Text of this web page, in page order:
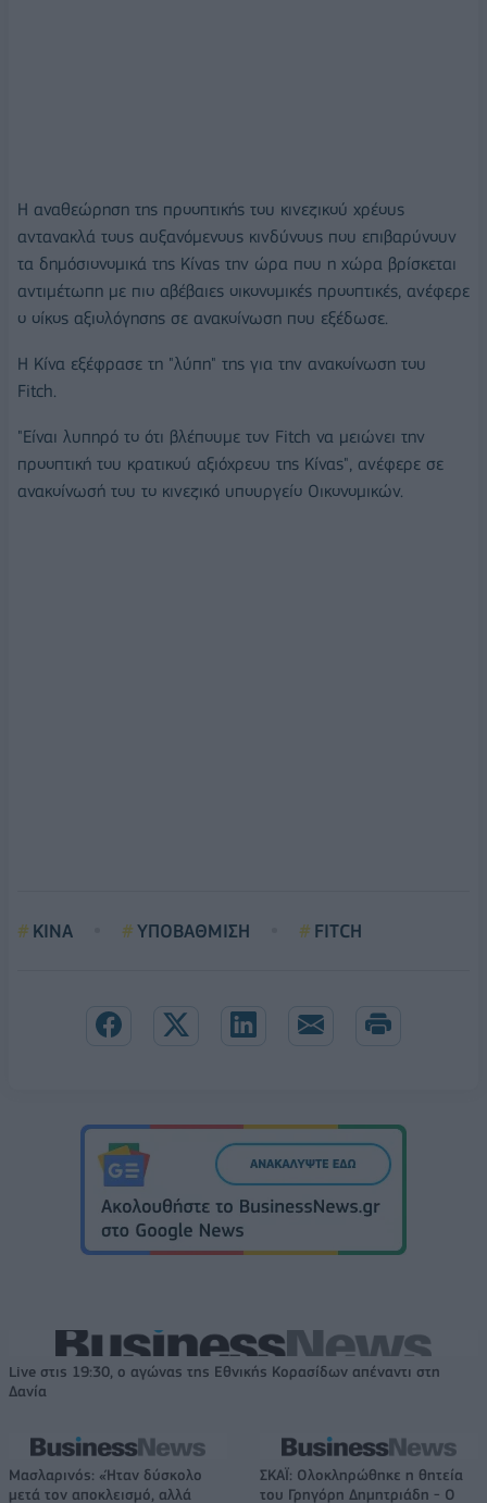
Η αναθεώρηση της προοπτικής του κινεζικού χρέους
αντανακλά τους αυξανόμενους κινδύνους που επιβαρύνουν
τα δημόσιονομικά της Κίνας την ώρα που η χώρα βρίσκεται
αντιμέτωπη με πιο αβέβαιες οικονομικές προοπτικές, ανέφερε
ο οίκος αξιολόγησης σε ανακοίνωση που εξέδωσε.
Η Κίνα εξέφρασε τη "λύπη" της για την ανακοίνωση του
Fitch.
"Είναι λυπηρό το ότι βλέπουμε τον Fitch να μειώνει την
προοπτική του κρατικού αξιόχρεου της Κίνας", ανέφερε σε
ανακοίνωσή του το κινεζικό υπουργείο Οικονομικών.
ΚΙΝΑ ΥΠΟΒΑΘΜΙΣΗ FITCH
Live στις 19:30, ο αγώνας της Εθνικής Κορασίδων απέναντι στη
Δανία
Μασλαρινός: «Ήταν δύσκολο
μετά τον αποκλεισμό, αλλά
ΣΚΑΪ: Ολοκληρώθηκε η θητεία
του Γρηγόρη Δημητριάδη - Ο